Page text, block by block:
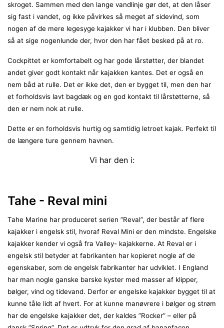
skroget. Sammen med den lange vandlinje gør det, at den låser
sig fast i vandet, og ikke påvirkes så meget af sidevind, som
nogen af de mere legesyge kajakker vi har i klubben. Den bliver
så at sige nogenlunde der, hvor den har fået besked på at ro.
Cockpittet er komfortabelt og har gode lårstøtter, der blandet
andet giver godt kontakt når kajakken kantes. Det er også en
nem båd at rulle. Det er ikke det, den er bygget til, men den har
et forholdsvis lavt bagdæk og en god kontakt til lårstøtterne, så
den er nem nok at rulle.
Dette er en forholdsvis hurtig og samtidig letroet kajak. Perfekt til
de længere ture gennem havnen.
Vi har den i:
Tahe - Reval mini
Tahe Marine har produceret serien ”Reval”, der består af flere
kajakker i engelsk stil, hvoraf Reval Mini er den mindste. Engelske
kajakker kender vi også fra Valley- kajakkerne. At Reval er i
engelsk stil betyder at fabrikanten har kopieret nogle af de
egenskaber, som de engelsk fabrikanter har udviklet. I England
har man nogle ganske barske kyster med masser af klipper,
bølger, vind og tidevand. Derfor er engelske kajakker bygget til at
kunne tåle lidt af hvert. For at kunne manøvrere i bølger og strøm
har de engelske kajakker det, der kaldes ”Rocker” – eller på